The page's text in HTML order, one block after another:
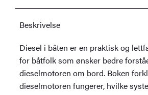
Beskrivelse
Diesel i båten er en praktisk og
for båtfolk som ønsker bedre
dieselmotoren om bord. Boken
dieselmotoren fungerer, hvilke